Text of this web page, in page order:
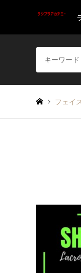
フェイ